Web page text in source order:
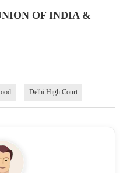
OF INDIA &
Delhi High Court